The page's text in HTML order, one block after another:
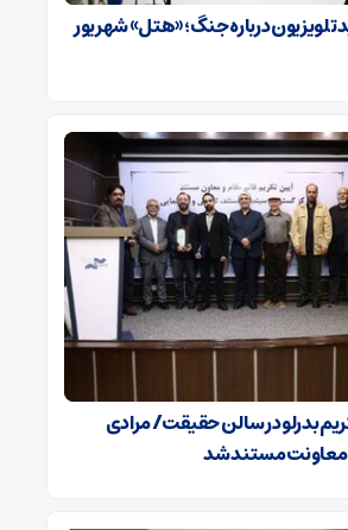
تلویزیون درباره جنگ؛ «هتل» شهریور
بدرلو در سالن حقیقت/ مرادی
مستند شد